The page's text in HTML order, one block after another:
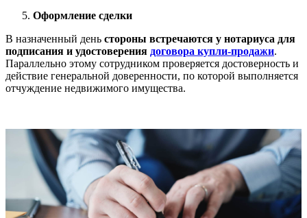
Оформление сделки
В назначенный день стороны встречаются у нотариуса для
подписания и удостоверения договора купли-продажи.
Параллельно этому сотрудником проверяется достоверность и
действие генеральной доверенности, по которой выполняется
отчуждение недвижимого имущества.